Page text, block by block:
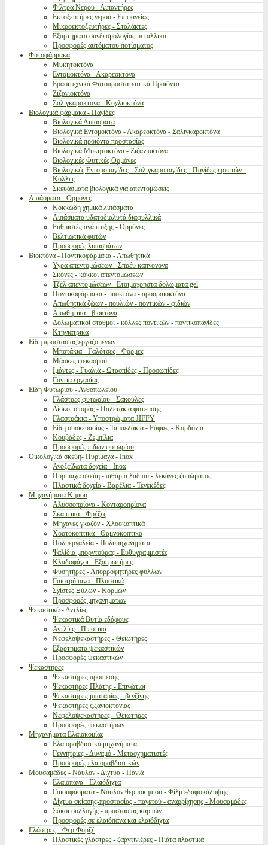
Φίλτρα Νερού - Λιπαντήρες
Εκτοξευτήρες νερού - Επιφανείας
Μικροεκτοξευτήρες - Σταλάκτες
Εξαρτήματα συνδεσμολογίας μεταλλικά
Προσφορές αυτόματου ποτίσματος
Φυτοφάρμακα
Μυκητοκτόνα
Εντομοκτόνα - Ακαρεοκτόνα
Ερασιτεχνικά Φυτοπροστατευτικά Προιόντα
Ζιζανιοκτόνα
Σαλιγκαροκτόνα - Κοχλιοκτόνα
Βιολογικά φάρμακα - Παγίδες
Βιολογικά Λιπάσματα
Βιολογικά Εντομοκτόνα - Ακαρεοκτόνα - Σαλιγκαροκτόνα
Βιολογικά προιόντα προστασίας
Βιολογικά Μυκητοκτόνα - Ζιζανιοκτόνα
Βιολογικές Φυτικές Ορμόνες
Βιολογικές Εντομοπαγίδες - Σαλιγκαροπαγίδες - Παγίδες ερπετών -
Κόλλες
Σκευάσματα βιολογικά για απεντομώσεις
Λιπάσματα - Ορμόνες
Κοκκώδη χημικά λιπάσματα
Λιπάσματα υδατοδιαλυτά διαφυλλικά
Ρυθμιστές ανάπτυξης - Ορμόνες
Βελτιωτικά φυτών
Προσφορές λιπασμάτων
Βιοκτόνα - Ποντικοφάρμακα - Απωθητικά
Υγρά απεντομώσεων - Σπρέυ καπνογόνα
Σκόνες - κόκκοι απεντομώσεων
Τζέλ απεντομώσεων - Ετοιμόχρηστα δολώματα gel
Ποντικοφάρμακα - μυοκτόνα - αρουραιοκτόνα
Απωθητικά ζώων - πουλιών - ποντικών - φιδιών
Απωθητικά - βιοκτόνα
Δολωματικοί σταθμοί - κόλλες ποντικών - ποντικοπαγίδες
Κτηνιατρικά
Είδη προστασίας εργαζομένων
Μποτάκια - Γαλότσες - Φόρμες
Μάσκες ψεκασμού
Ιμάντες - Γυαλιά - Ωτασπίδες - Προσωπίδες
Γάντια εργασίας
Είδη Φυτωρίου - Ανθοπωλείου
Γλάστρες φυτωρίου - Σακούλες
Δίσκοι σποράς - Παλετάκια φύτευσης
Γλαστράκια - Υποστρώματα JIFFY
Είδη συσκευασίας - Ταμπελάκια - Ράφιες - Κορδόνια
Κουβάδες - Ζεμπίλια
Προσφορές ειδών φυτωρίου
Οικολογικά σκεύη- Πυρίμαχα - Inox
Ανοξείδωτα δοχεία - Inox
Πυρίμαχα σκεύη - πιθάρια λαδιού - λεκάνες ζυμώματος
Πλαστικά δοχεία - Βαρέλια - Τενεκέδες
Μηχανήματα Κήπου
Αλυσσοπρίονα - Κονταροπρίονα
Σκαπτικά - Φρέζες
Μηχανές γκαζόν - Χλοοκοπτικά
Χορτοκοπτικά - Θαμνοκοπτικά
Πολυεργαλεία - Πολυμηχανήματα
Ψαλίδια μπορντούρας - Ευθυγραμμιστές
Κλαδοφάγοι - Εξαερωτήρες
Φυσητήρες - Απορροφητήρες φύλλων
Γαιοτρύπανα - Πλυστικά
Σχίστες Ξύλων - Κορμών
Προσφορές μηχανημάτων
Ψεκαστικά - Αντλίες
Ψεκαστικά Βυτία εδάφους
Αντλίες - Πιεστικά
Νεφελοψεκαστήρες - Θειωτήρες
Εξαρτήματα ψεκαστικών
Προσφορές ψεκαστικών
Ψεκαστήρες
Ψεκαστήρες προπίεσης
Ψεκαστήρες Πλάτης - Επινώτιοι
Ψεκαστήρες μπαταρίας - βενζίνης
Ψεκαστήρες ζιζανιοκτονίας
Νεφελοψεκαστήρες - Θειωτήρες
Προσφορές ψεκαστήρων
Μηχανήματα Ελαιοκομίας
Ελαιοραβδιστικά μηχανήματα
Γεννήτριες - Δυναμό - Μετασχηματιστές
Προσφορές ελαιοραβδιστικών
Μουσαμάδες - Νάυλον - Δίχτυα - Πανιά
Ελαιόπανα - Ελαιόδιχτα
Γαιουφάσματα - Νάυλον θερμοκηπίου - Φίλμ εδαφοκάλυψης
Δίχτυα σκίασης-προστασίας - παγετού - αναρρίχησης - Μουσαμάδες
Σάκοι συλλογής - προστασίας καρπών
Προσφορές σε ελαιόπανα και ελαιόδιχτα
Γλάστρες - Φερ Φορζέ
Πλαστικές γλάστρες - ζαρντινιέρες - Πιάτα πλαστικά